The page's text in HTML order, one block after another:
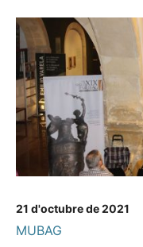
21 d'octubre de 2021
MUBAG